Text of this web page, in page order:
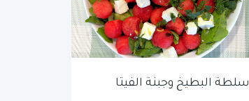
سلطة البطيخ وجبنة الفيتا